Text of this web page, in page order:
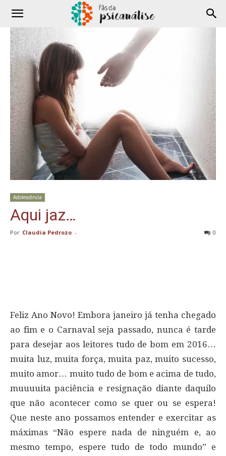
Adolescência
Aqui jaz…
Por Claudia Pedrozo - 0
Feliz Ano Novo! Embora janeiro já tenha chegado
ao fim e o Carnaval seja passado, nunca é tarde
para desejar aos leitores tudo de bom em 2016…
muita luz, muita força, muita paz, muito sucesso,
muito amor… muito tudo de bom e acima de tudo,
muuuuita paciência e resignação diante daquilo
que não acontecer como se quer ou se espera!
Que neste ano possamos entender e exercitar as
máximas “Não espere nada de ninguém e, ao
mesmo tempo, espere tudo de todo mundo” e